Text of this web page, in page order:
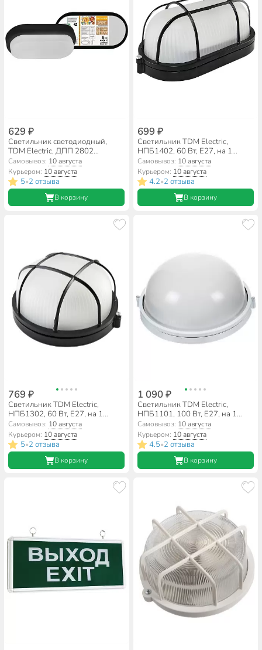
629 ₽
Светильник светодиодный,
TDM Electric, ДПП 2802
Народный, 8 Вт, 4000 К, 700
Лм, IP65, 20х10х4.6 см, черный,
SQ0366-0135
Самовывоз: 10 августа
Курьером: 10 августа
5•2 отзыва
В корзину
699 ₽
Светильник TDM Electric,
НПБ1402, 60 Вт, E27, на 1
лампочку, IP54, 21х10.5х8.5 см,
с решеткой, черный, SQ0303-
0037
Самовывоз: 10 августа
Курьером: 10 августа
4.2•2 отзыва
В корзину
769 ₽
Светильник TDM Electric,
НПБ1302, 60 Вт, E27, на 1
лампочку, IP54, 19х17.8х8.5 см,
с решеткой, черный, SQ0303-
0033
Самовывоз: 10 августа
Курьером: 10 августа
5•2 отзыва
В корзину
1 090 ₽
Светильник TDM Electric,
НПБ1101, 100 Вт, E27, на 1
лампочку, IP54, 25.4х24х11.7
см, белый, SQ0303-0024
Самовывоз: 10 августа
Курьером: 10 августа
4.5•2 отзыва
В корзину